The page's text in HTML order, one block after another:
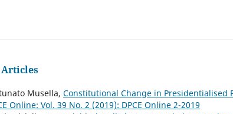
Musella, Constitutional Change in Presidentialised
Online: Vol. 39 No. 2 (2019): DPCE Online 2-2019